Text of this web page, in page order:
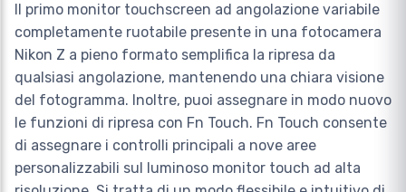
Il primo monitor touchscreen ad angolazione variabile
completamente ruotabile presente in una fotocamera
Nikon Z a pieno formato semplifica la ripresa da
qualsiasi angolazione, mantenendo una chiara visione
del fotogramma. Inoltre, puoi assegnare in modo nuovo
le funzioni di ripresa con Fn Touch. Fn Touch consente
di assegnare i controlli principali a nove aree
personalizzabili sul luminoso monitor touch ad alta